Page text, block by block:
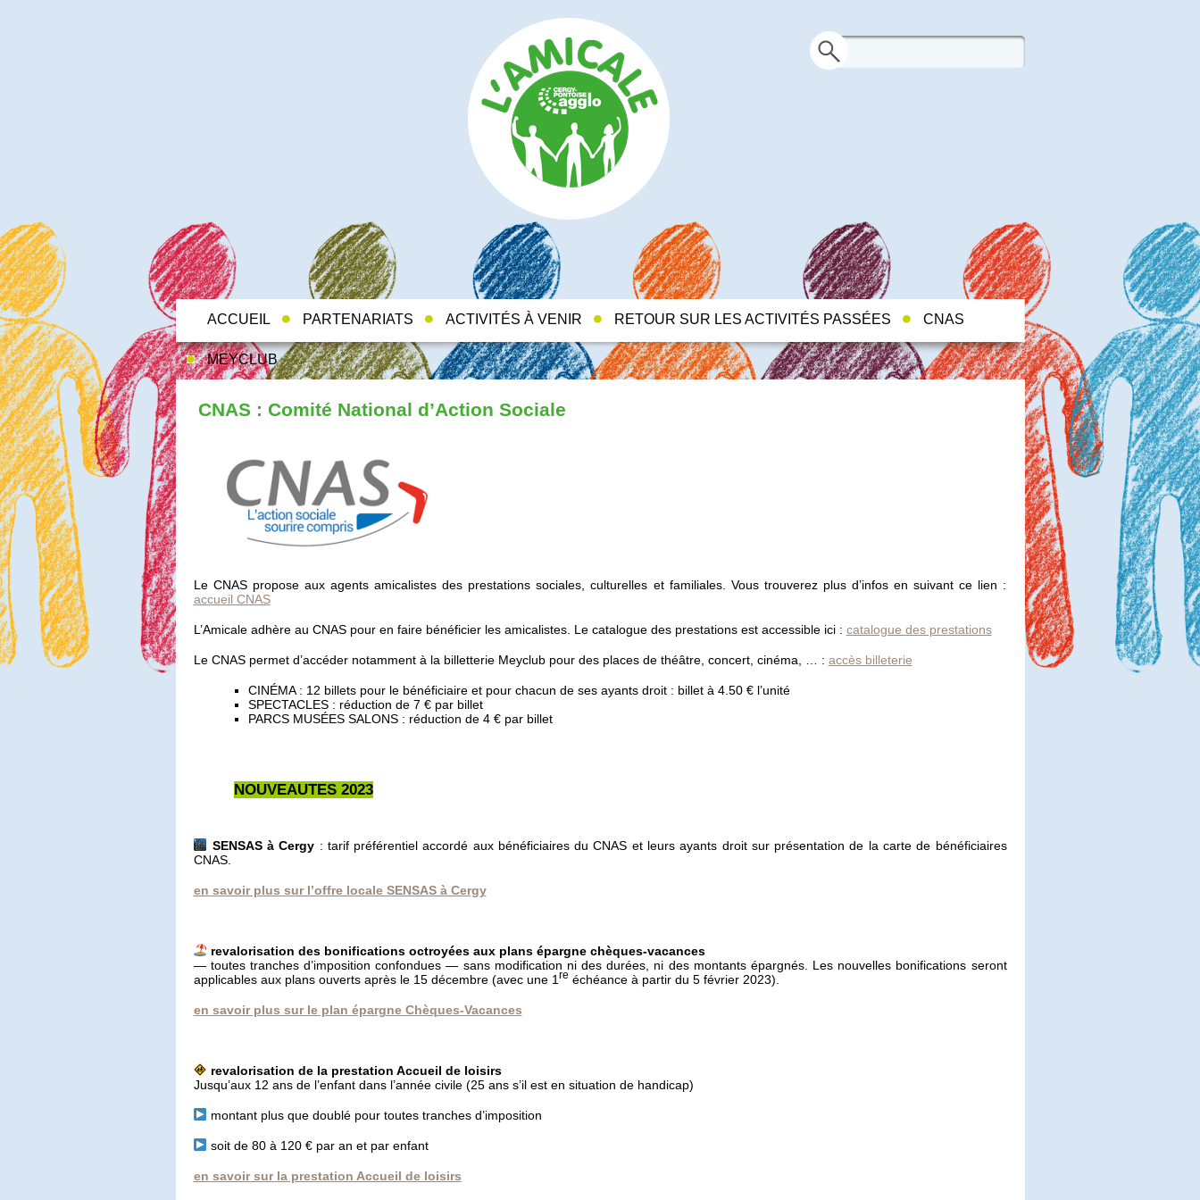
ACCUEIL PARTENARIATS ACTIVITÉS À VENIR RETOUR SUR LES ACTIVITÉS PASSÉES CNAS
MEYCLUB
CNAS : Comité National d’Action Sociale
Le CNAS propose aux agents amicalistes des prestations sociales, culturelles et familiales. Vous trouverez plus d’infos en suivant ce lien :
accueil CNAS
L’Amicale adhère au CNAS pour en faire bénéficier les amicalistes. Le catalogue des prestations est accessible ici : catalogue des prestations
Le CNAS permet d’accéder notamment à la billetterie Meyclub pour des places de théâtre, concert, cinéma, … : accès billeterie
CINÉMA : 12 billets pour le bénéficiaire et pour chacun de ses ayants droit : billet à 4.50 € l’unité
SPECTACLES : réduction de 7 € par billet
PARCS MUSÉES SALONS : réduction de 4 € par billet
NOUVEAUTES 2023
SENSAS à Cergy : tarif préférentiel accordé aux bénéficiaires du CNAS et leurs ayants droit sur présentation de la carte de bénéficiaires
CNAS.
en savoir plus sur l’offre locale SENSAS à Cergy
revalorisation des bonifications octroyées aux plans épargne chèques-vacances
— toutes tranches d’imposition confondues — sans modification ni des durées, ni des montants épargnés. Les nouvelles bonifications seront
applicables aux plans ouverts après le 15 décembre (avec une 1 re échéance à partir du 5 février 2023).
en savoir plus sur le plan épargne Chèques-Vacances
revalorisation de la prestation Accueil de loisirs
Jusqu’aux 12 ans de l’enfant dans l’année civile (25 ans s’il est en situation de handicap)
montant plus que doublé pour toutes tranches d’imposition
soit de 80 à 120 € par an et par enfant
en savoir sur la prestation Accueil de loisirs